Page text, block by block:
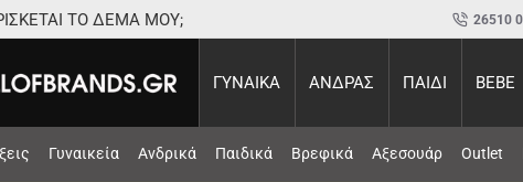
ΤΟ ΔΕΜΑ ΜΟΥ; 26510
ΓΥΝΑΙΚΑ ΑΝΔΡΑΣ ΠΑΙΔΙ BEBE
Γυναικεία Ανδρικά Παιδικά Βρεφικά Αξεσουάρ Outlet